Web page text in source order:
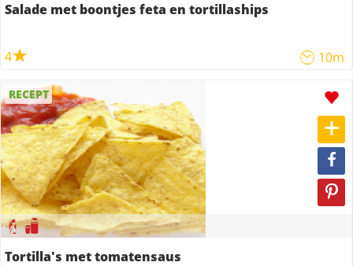
Salade met boontjes feta en tortillaships
4 10m
RECEPT
Tortilla's met tomatensaus